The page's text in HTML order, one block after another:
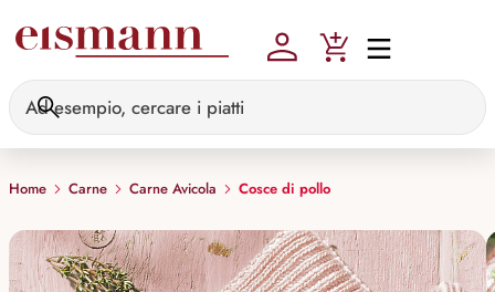
Home Carne Carne Avicola Cosce di pollo